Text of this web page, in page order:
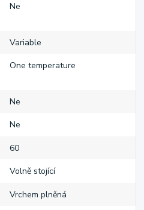
Ne
Variable
One temperature
Ne
Ne
60
Volně stojící
Vrchem plněná